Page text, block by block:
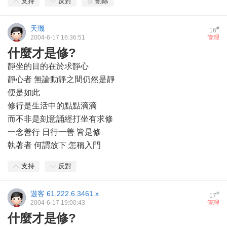
16#
天璣
管理
2004-6-17 16:36:51
什麼才是修?
靜坐的目的在於求靜心
靜心者 無論動靜之間仍然是靜
便是如此
修行是生活中的點點滴滴
而不非是刻意誦經打坐有求修
一念善行 日行一善 皆是修
執著者 何謂放下 怎稱入門
支持 反對
17#
遊客 61.222.6.3461.x
管理
2004-6-17 19:00:43
什麼才是修?